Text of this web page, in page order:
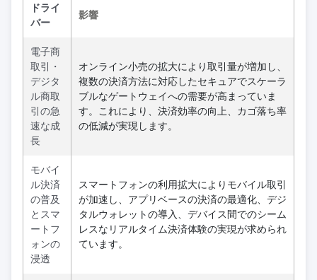
ドライ
バー
影響
電子商
取引・
デジタ
ル商取
引の急
速な成
長
オンライン小売の拡大により取引量が増加し、
複数の決済方法に対応したセキュアでスケーラ
ブルなゲートウェイへの需要が高まっていま
す。これにより、決済効率の向上、カゴ落ち率
の低減が実現します。
モバイ
ル決済
の普及
とスマ
ートフ
ォンの
浸透
スマートフォンの利用拡大によりモバイル取引
が加速し、アプリベースの決済の最適化、デジ
タルウォレットの導入、デバイス間でのシーム
レスなリアルタイム決済体験の実現が求められ
ています。